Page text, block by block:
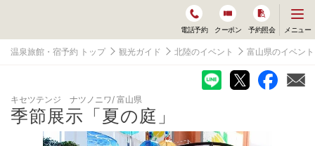
電話予約 クーポン 予約照会
ニ
ー
開
く
メニュー
温泉旅館・宿予約 トップ 観光ガイド 北陸のイベント 富山県のイベント
キセツテンジ ナツノニワ 富山県
季節展示「夏の庭」